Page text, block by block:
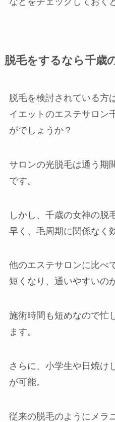
脱毛をするなら千歳
脱毛を検討されている方
イエットのエステサロン
がでしょうか？
サロンの光脱毛は通う期
です。
しかし、千歳の女神の脱
早く、毛周期に関係なく
他のエステサロンに比べ
短くなり、通いやすいの
施術時間も短めなので忙
ます。
さらに、小学生や日焼け
が可能。
従来の脱毛のようにメラ